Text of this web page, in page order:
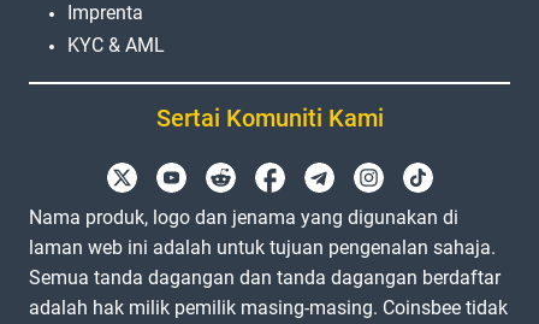
Imprenta
KYC & AML
Sertai Komuniti Kami
Nama produk, logo dan jenama yang digunakan di
laman web ini adalah untuk tujuan pengenalan sahaja.
Semua tanda dagangan dan tanda dagangan berdaftar
adalah hak milik pemilik masing-masing. Coinsbee tidak